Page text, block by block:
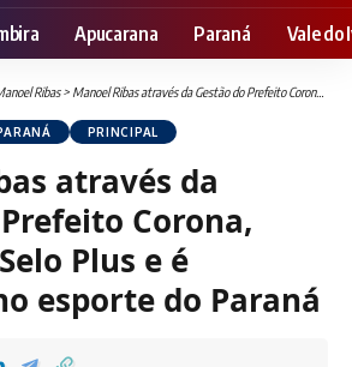
Resizer
Apucarana Paraná Vale do
Ribas> Manoel Ribas através da Gestão do Prefeito Corona, conquista Selo Plus e é destaque no esporte do Paraná
PRINCIPAL
através da
Corona,
Plus e é
esporte do Paraná